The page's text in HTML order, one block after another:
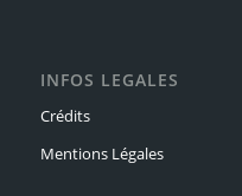
INFOS LEGALES
Crédits
Mentions Légales